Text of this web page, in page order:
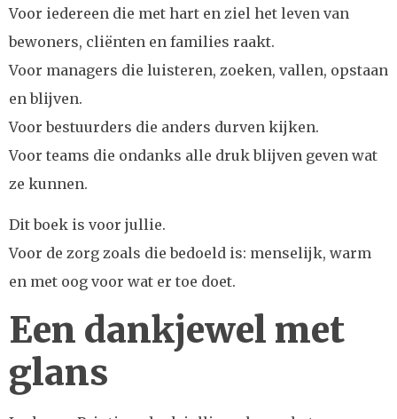
Voor iedereen die met hart en ziel het leven van
bewoners, cliënten en families raakt.
Voor managers die luisteren, zoeken, vallen, opstaan
en blijven.
Voor bestuurders die anders durven kijken.
Voor teams die ondanks alle druk blijven geven wat
ze kunnen.
Dit boek is voor jullie.
Voor de zorg zoals die bedoeld is: menselijk, warm
en met oog voor wat er toe doet.
Een dankjewel met
glans